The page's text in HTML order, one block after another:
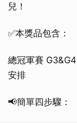
兒！
✅本獎品包含：
總冠軍賽
安排
📢簡單四步驟：